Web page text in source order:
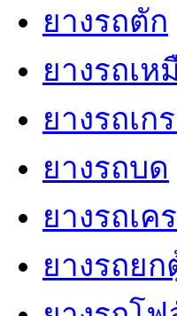
ยางรถตัก
ยางรถเห
ยางรถเก
ยางรถบด
ยางรถเค
ยางรถย